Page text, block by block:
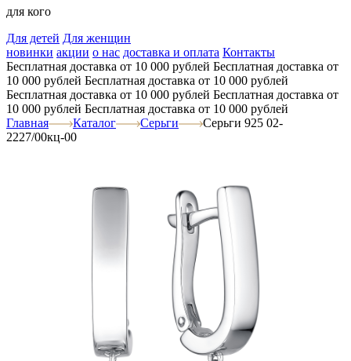
для кого
Для детей Для женщин
новинки акции о нас доставка и оплата Контакты
Бесплатная доставка от 10 000 рублей Бесплатная доставка от
10 000 рублей Бесплатная доставка от 10 000 рублей
Бесплатная доставка от 10 000 рублей Бесплатная доставка от
10 000 рублей Бесплатная доставка от 10 000 рублей
Главная
Каталог Серьги
Серьги 925 02-
2227/00кц-00